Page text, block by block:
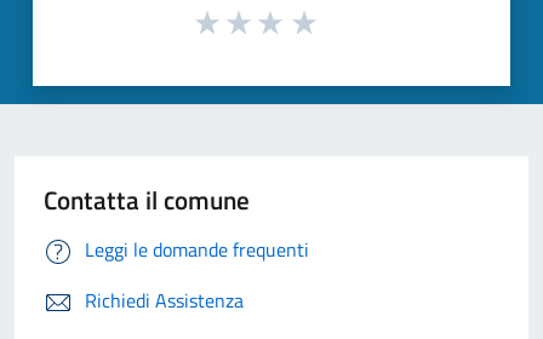
Contatta il comune
Leggi le domande frequenti
Richiedi Assistenza